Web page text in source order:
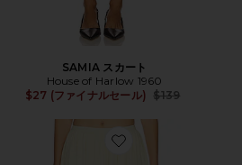
SAMIA スカート
House of Harlow 1960
$27 (ファイナルセール)
Previous price:
$139
Favorite LANA スカート